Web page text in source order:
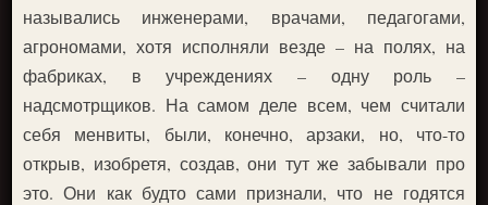
назывались инженерами, врачами, педагогами,
агрономами, хотя исполняли везде – на полях, на
фабриках, в учреждениях – одну роль –
надсмотрщиков. На самом деле всем, чем считали
себя менвиты, были, конечно, арзаки, но, что-то
открыв, изобретя, создав, они тут же забывали про
это. Они как будто сами признали, что не годятся